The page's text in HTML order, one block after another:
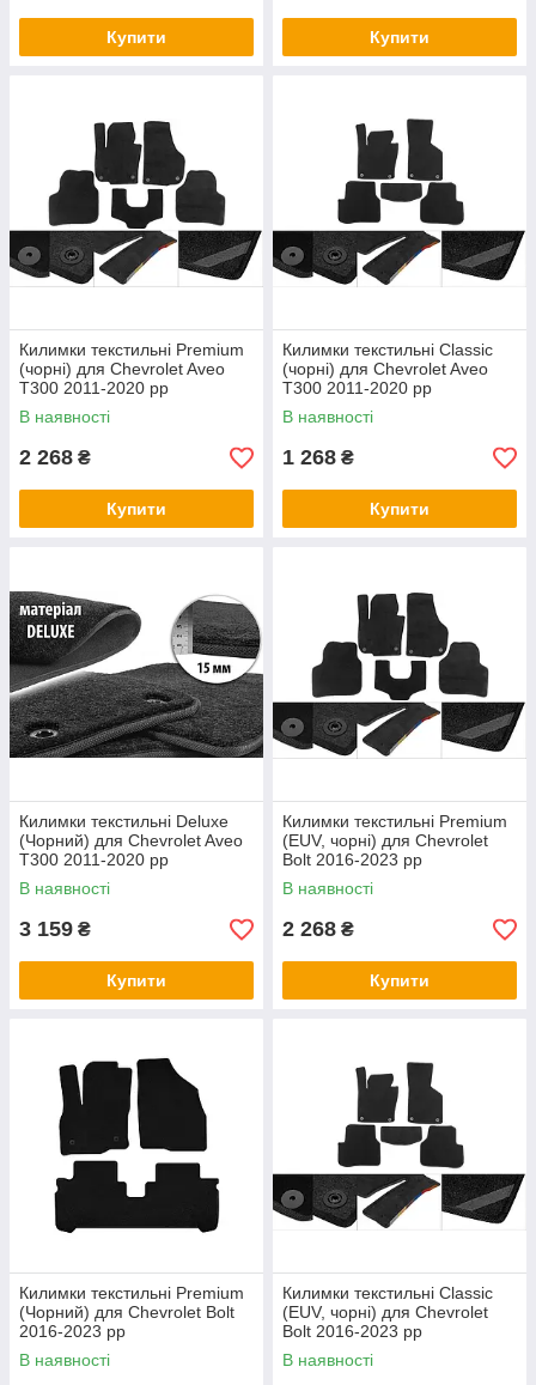
Купити Купити
Килимки текстильні Premium
(чорні) для Chevrolet Aveo
T300 2011-2020 рр
В наявності
2 268 ₴
Купити
Килимки текстильні Classic
(чорні) для Chevrolet Aveo
T300 2011-2020 рр
В наявності
1 268 ₴
Купити
Килимки текстильні Deluxe
(Чорний) для Chevrolet Aveo
T300 2011-2020 рр
В наявності
3 159 ₴
Купити
Килимки текстильні Premium
(EUV, чорні) для Chevrolet
Bolt 2016-2023 рр
В наявності
2 268 ₴
Купити
Килимки текстильні Premium
(Чорний) для Chevrolet Bolt
2016-2023 рр
В наявності
Килимки текстильні Classic
(EUV, чорні) для Chevrolet
Bolt 2016-2023 рр
В наявності